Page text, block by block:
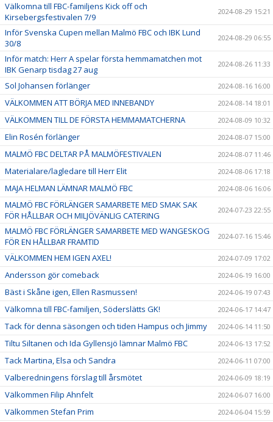
Välkomna till FBC-familjens Kick off och
Kirsebergsfestivalen 7/9
2024-08-29 15:21
Inför Svenska Cupen mellan Malmö FBC och IBK Lund
30/8
2024-08-29 06:55
Inför match: Herr A spelar första hemmamatchen mot
IBK Genarp tisdag 27 aug
2024-08-26 11:33
Sol Johansen förlänger 2024-08-16 16:00
VÄLKOMMEN ATT BÖRJA MED INNEBANDY 2024-08-14 18:01
VÄLKOMMEN TILL DE FÖRSTA HEMMAMATCHERNA 2024-08-09 10:32
Elin Rosén förlänger 2024-08-07 15:00
MALMÖ FBC DELTAR PÅ MALMÖFESTIVALEN 2024-08-07 11:46
Materialare/lagledare till Herr Elit 2024-08-06 17:18
MAJA HELMAN LÄMNAR MALMÖ FBC 2024-08-06 16:06
MALMÖ FBC FÖRLÄNGER SAMARBETE MED SMAK SAK
FÖR HÅLLBAR OCH MILJÖVÄNLIG CATERING
2024-07-23 22:55
MALMÖ FBC FÖRLÄNGER SAMARBETE MED WANGESKOG
FÖR EN HÅLLBAR FRAMTID
2024-07-16 15:46
VÄLKOMMEN HEM IGEN AXEL! 2024-07-09 17:02
Andersson gör comeback 2024-06-19 16:00
Bäst i Skåne igen, Ellen Rasmussen! 2024-06-19 07:43
Välkomna till FBC-familjen, Söderslätts GK! 2024-06-17 14:47
Tack för denna säsongen och tiden Hampus och Jimmy 2024-06-14 11:50
Tiltu Siltanen och Ida Gyllensjö lämnar Malmö FBC 2024-06-13 17:52
Tack Martina, Elsa och Sandra 2024-06-11 07:00
Valberedningens förslag till årsmötet 2024-06-09 18:19
Välkommen Filip Ahnfelt 2024-06-07 16:00
Välkommen Stefan Prim 2024-06-04 15:59